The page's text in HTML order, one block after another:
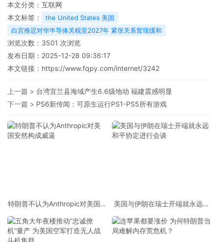
本文分类： 互联网
本文标签：
the United States 美国
白宫推迟对华半导体关税至2027年 紧张关系暂现缓和
浏览次数： 3501 次浏览
发布日期：2025-12-28 09:36:17
本文链接： https://www.fqpy.com/internet/3242
上一篇 > 台湾宜兰县海域产生6.6级地动 福建震感明显
下一篇 > PS6新传闻：可原生运行PS1-PS5所有游戏
特朗普不认为Anthropic对美国安
美国与伊朗在瑞士开端就永远和